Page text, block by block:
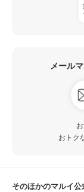
メール
おトク
そのほかのマルイ公